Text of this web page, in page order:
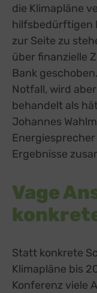
die Klimapläne
hilfsbedürftigen
zur Seite zu
über finanzielle
Bank
Notfall, wird
behandelt als
Johannes
Energiesprecher
Ergebnisse
Vage
Statt konkrete
Klimapläne bis
Konferenz viele